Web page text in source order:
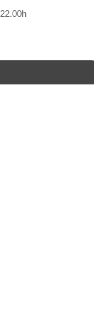
sede.”
la jornada
y Nacional
en el Paseo
tenemos que